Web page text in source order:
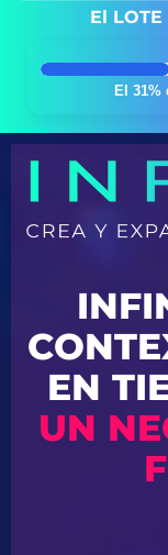
El
El 31%
EN
UN